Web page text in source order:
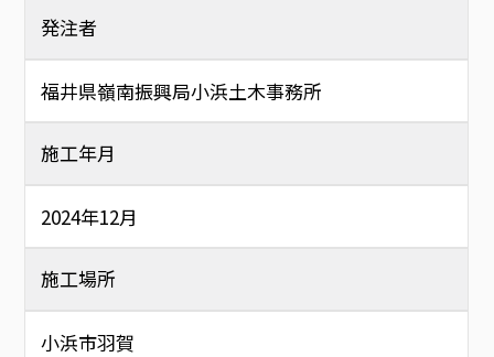
発注者
福井県嶺南振興局小浜土木事務所
施工年月
2024年12月
施工場所
小浜市羽賀